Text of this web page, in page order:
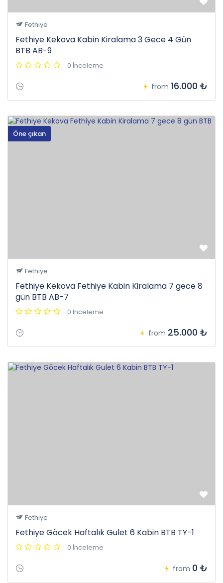
Fethiye
Fethiye Kekova Kabin Kiralama 3 Gece 4 Gün
BTB AB-9
0 İnceleme
from 16.000 ₺
Öne çıkan
Fethiye
Fethiye Kekova Fethiye Kabin Kiralama 7 gece 8
gün BTB AB-7
0 İnceleme
from 25.000 ₺
Fethiye
Fethiye Göcek Haftalık Gulet 6 Kabin BTB TY-1
0 İnceleme
from 0 ₺